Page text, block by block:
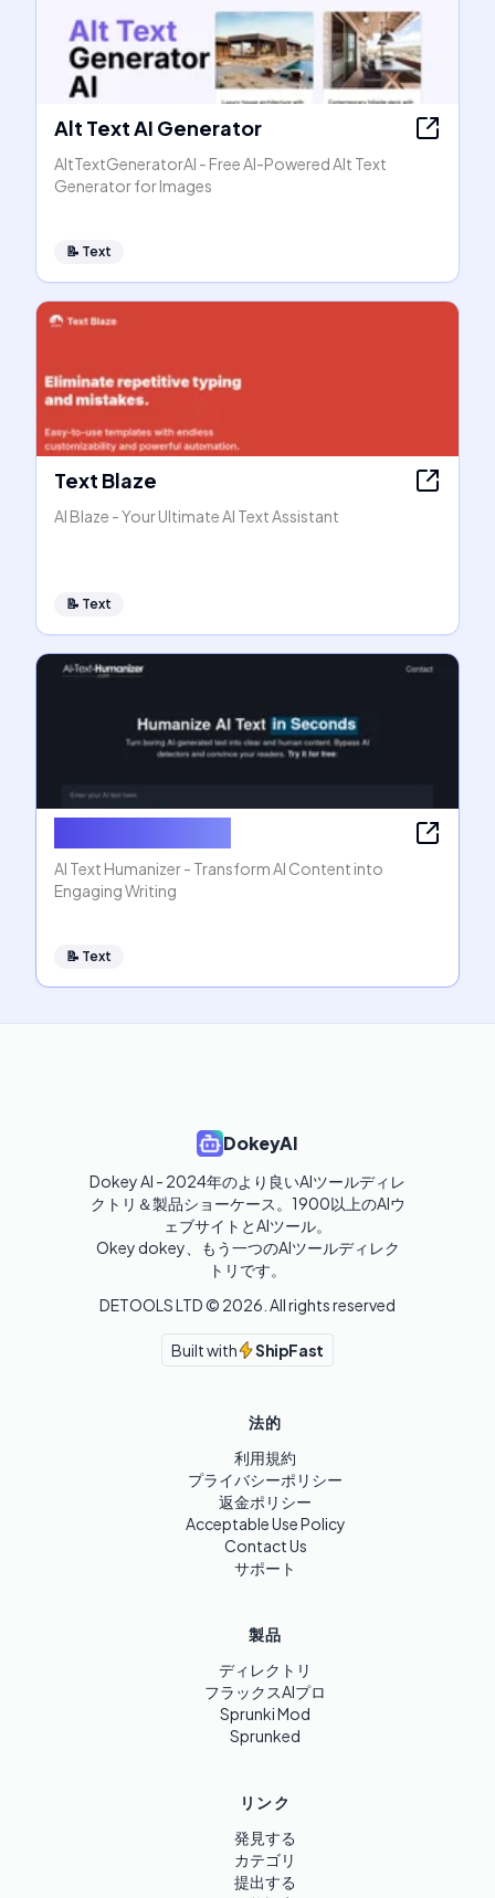
Alt Text AI Generator
AltTextGeneratorAI - Free AI-Powered Alt Text
Generator for Images
📝 Text
Text Blaze
AI Blaze - Your Ultimate AI Text Assistant
📝 Text
AI Text Humanizer - Transform AI Content into
Engaging Writing
📝 Text
DokeyAI
Dokey AI - 2024年のより良いAIツールディレ
クトリ＆製品ショーケース。1900以上のAIウ
ェブサイトとAIツール。
Okey dokey、もう一つのAIツールディレク
トリです。
DETOOLS LTD © 2026 . All rights reserved
Built with ShipFast
法的
利用規約
プライバシーポリシー
返金ポリシー
Acceptable Use Policy
Contact Us
サポート
製品
ディレクトリ
フラックスAIプロ
Sprunki Mod
Sprunked
リンク
発見する
カテゴリ
提出する